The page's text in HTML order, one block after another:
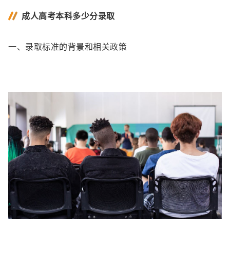
成人高考本科多少分录取
一、录取标准的背景和相关政策